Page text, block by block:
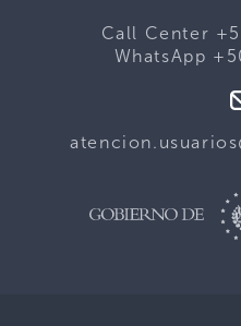
Call Center
WhatsApp